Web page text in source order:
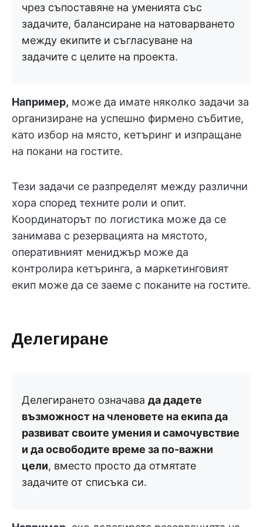
чрез съпоставяне на уменията със
задачите, балансиране на натоварването
между екипите и съгласуване на
задачите с целите на проекта.
Например, може да имате няколко задачи за
организиране на успешно фирмено събитие,
като избор на място, кетъринг и изпращане
на покани на гостите.
Тези задачи се разпределят между различни
хора според техните роли и опит.
Координаторът по логистика може да се
занимава с резервацията на мястото,
оперативният мениджър може да
контролира кетъринга, а маркетинговият
екип може да се заеме с поканите на гостите.
Делегиране
Делегирането означава да дадете
възможност на членовете на екипа да
развиват своите умения и самочувствие
и да освободите време за по-важни
цели, вместо просто да отмятате
задачите от списъка си.